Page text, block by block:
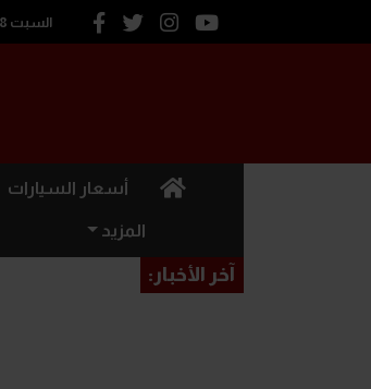
السبت 08 أغسطس 2026
(current) أسعار السيارات
المزيد
آخر الأخبار: